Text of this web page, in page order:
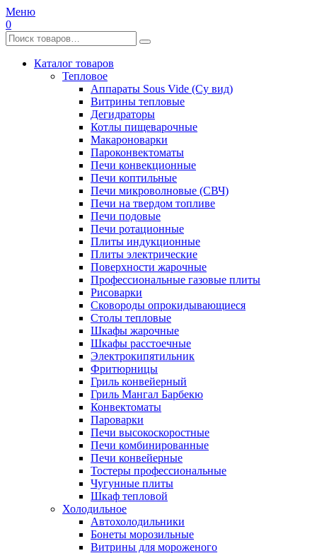
Меню
0
Каталог товаров
Тепловое
Аппараты Sous Vide (Су вид)
Витрины тепловые
Дегидраторы
Котлы пищеварочные
Макароноварки
Пароконвектоматы
Печи конвекционные
Печи коптильные
Печи микроволновые (СВЧ)
Печи на твердом топливе
Печи подовые
Печи ротационные
Плиты индукционные
Плиты электрические
Поверхности жарочные
Профессиональные газовые плиты
Рисоварки
Сковороды опрокидывающиеся
Столы тепловые
Шкафы жарочные
Шкафы расстоечные
Электрокипятильник
Фритюрницы
Гриль конвейерный
Гриль Мангал Барбекю
Конвектоматы
Пароварки
Печи высокоскоростные
Печи комбинированные
Печи конвейерные
Тостеры профессиональные
Чугунные плиты
Шкаф тепловой
Холодильное
Автохолодильники
Бонеты морозильные
Витрины для мороженого